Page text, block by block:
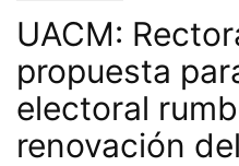
UACM:
propuesta
electoral
renovación